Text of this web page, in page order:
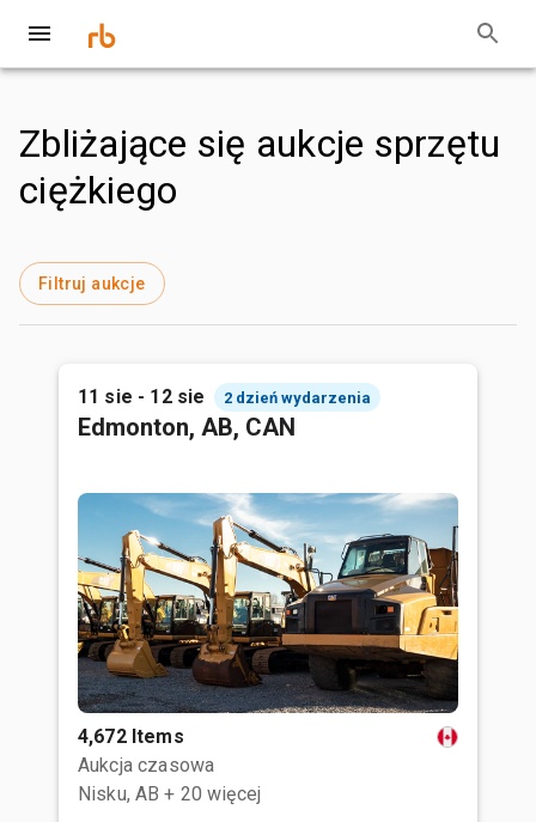
Zbliżające się aukcje sprzętu
ciężkiego
Filtruj aukcje
11 sie - 12 sie 2 dzień wydarzenia
Edmonton, AB, CAN
4,672 Items
Aukcja czasowa
Nisku, AB + 20 więcej